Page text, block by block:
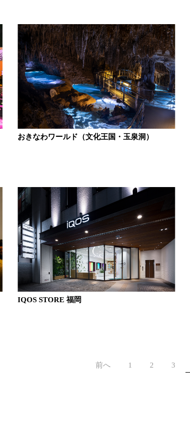
おきなわワールド（文化王国・玉泉洞）
IQOS STORE 福岡
前へ 1 2 3